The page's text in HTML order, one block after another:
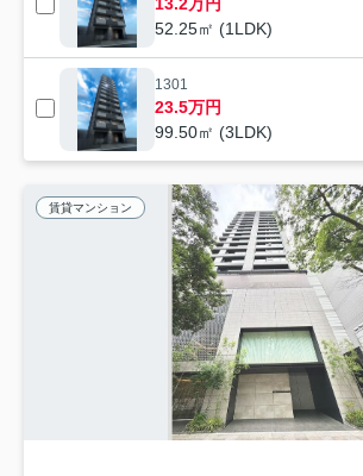
52.25㎡ (1LDK)
1301
23.5万円
99.50㎡ (3LDK)
賃貸マンション